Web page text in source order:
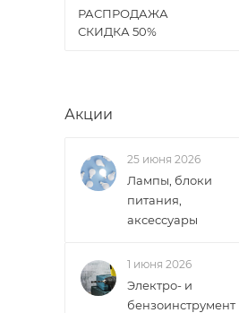
РАСПРОДАЖА
СКИДКА 50%
Акции
25 июня 2026
Лампы, блоки
питания,
аксессуары
1 июня 2026
Электро- и
бензоинструмент